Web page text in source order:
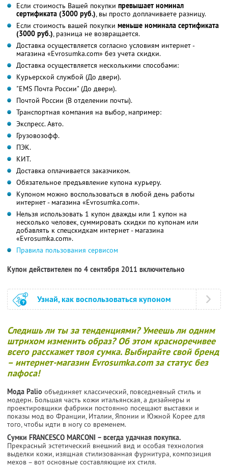
Если стоимость Вашей покупки превышает номинал
сертификата (3000 руб.), вы просто доплачиваете разницу.
Если стоимость вашей покупки меньше номинала сертификата
(3000 руб.), разница не возвращается.
Доставка осуществляется согласно условиям интернет -
магазина «Evrosumka.com» без учета скидки.
Доставка осуществляется несколькими способами:
Курьерской службой (До двери).
"EMS Почта России" (До двери).
Почтой России (В отделении почты).
Транспортная компания на выбор, например:
Экспресс. Авто.
Грузовозофф.
ПЭК.
КИТ.
Доставка оплачивается заказчиком.
Обязательное предъявление купона курьеру.
Купоном можно воспользоваться в любой день работы
интернет - магазина «Evrosumka.com».
Нельзя использовать 1 купон дважды или 1 купон на
несколько человек, суммировать скидки по купонам или
добавлять к спецскидкам интернет - магазина
«Evrosumka.com».
Правила пользования сервисом
Купон действителен по 4 сентября 2011 включительно
Узнай, как воспользоваться купоном
Следишь ли ты за тенденциями? Умеешь ли одним
штрихом изменить образ? Об этом красноречивее
всего расскажет твоя сумка. Выбирайте свой бренд
– интернет-магазин Evrosumka.com за статус без
пафоса!
Мода Palio объединяет классический, повседневный стиль и
модерн. Большая часть кожи итальянская, а дизайнеры и
проектировщики фабрики постоянно посещают выставки и
показы мод во Франции, Италии, Японии и Южной Корее для
того, чтобы идти в ногу со временем.
Сумки FRANCESCO MARCONI – всегда удачная покупка.
Прекрасный эстетический внешний вид и особая технология
выделки кожи, изящная стилизованная фурнитура, композиция
мехов – вот основные составляющие их стиля.